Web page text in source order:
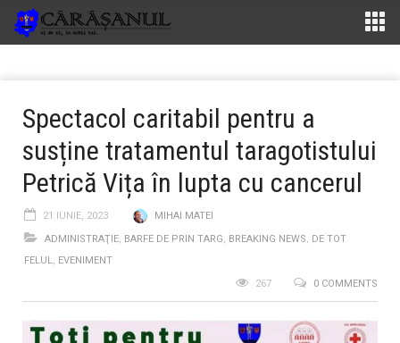
Spectacol caritabil pentru a
susține tratamentul taragotistului
Petrică Vița în lupta cu cancerul
21 IUNIE, 2023
MIHAI MATEI
ADMINISTRAŢIE, BARFE DE PRIN TARG, BREAKING NEWS, DE TOT
FELUL, EVENIMENT
0 COMMENTS
267